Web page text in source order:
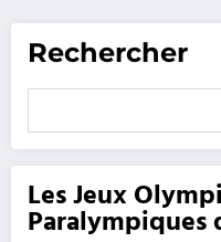
Rechercher
Les Jeux
Paralympiques